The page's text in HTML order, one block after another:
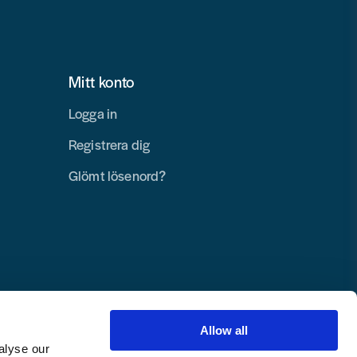
our
Allow all
Mitt konto
Logga in
Registrera dig
Glömt lösenord?